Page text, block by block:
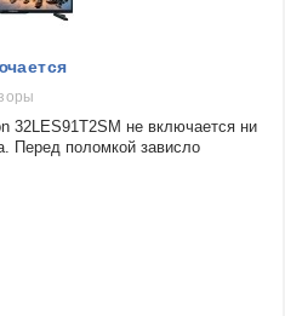
32LES91T2SM не включается ни
Перед поломкой зависло